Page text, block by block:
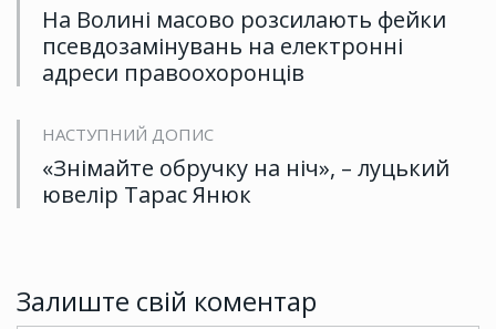
На Волині масово розсилають фейки
псевдозамінувань на електронні
адреси правоохоронців
НАСТУПНИЙ ДОПИС
«Знімайте обручку на ніч», – луцький
ювелір Тарас Янюк
Залиште свій коментар